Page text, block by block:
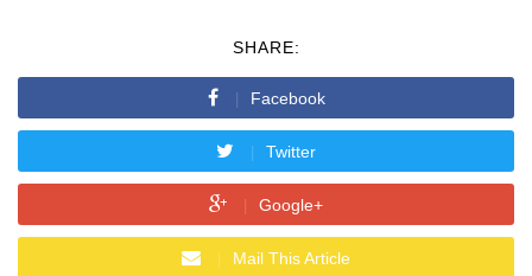
SHARE:
Facebook
Twitter
Google+
Mail This Article